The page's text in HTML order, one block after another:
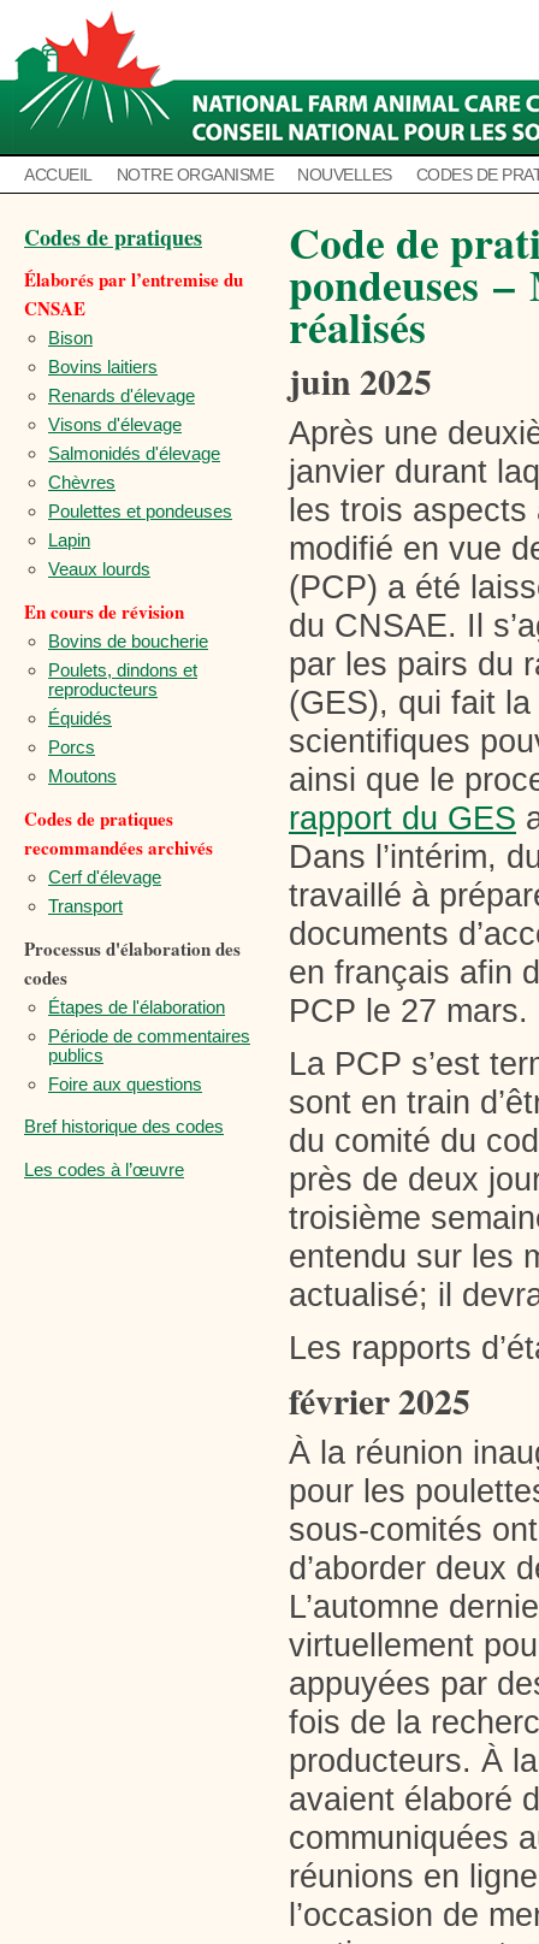
ACCUEIL NOTRE ORGANISME NOUVELLES CODES DE
Codes de pratiques
Élaborés par l’entremise du
CNSAE
Bison
Bovins laitiers
Renards d'élevage
Visons d'élevage
Salmonidés d'élevage
Chèvres
Poulettes et pondeuses
Lapin
Veaux lourds
En cours de révision
Bovins de boucherie
Poulets, dindons et
reproducteurs
Équidés
Porcs
Moutons
Codes de pratiques
recommandées archivés
Cerf d'élevage
Transport
Processus d'élaboration des
codes
Étapes de l'élaboration
Période de commentaires
publics
Foire aux questions
Bref historique des codes
Les codes à l’œuvre
Code de
pondeuses –
réalisés
juin 2025
Après une
janvier durant
les trois
modifié en vue
(PCP) a été
du CNSAE. Il
par les pairs du
(GES), qui fait
scientifiques
ainsi que le
rapport du GES
Dans l’intérim,
travaillé à
documents
en français afin
PCP le 27 mars.
La PCP s’est
sont en train
du comité du
près de deux
troisième
entendu sur les
actualisé; il
Les rapports
février 2025
À la réunion
pour les
sous-comités
d’aborder deux
L’automne
virtuellement
appuyées par
fois de la
producteurs. À
avaient élaboré
communiquées
réunions en
l’occasion de